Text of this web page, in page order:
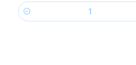
Cantidad